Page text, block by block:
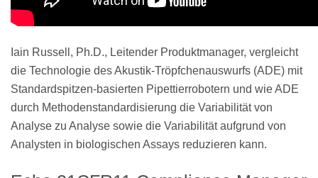
Iain Russell, Ph.D., Leitender Produktmanager, vergleicht
die Technologie des Akustik-Tröpfchenauswurfs (ADE) mit
Standardspitzen-basierten Pipettierrobotern und wie ADE
durch Methodenstandardisierung die Variabilität von
Analyse zu Analyse sowie die Variabilität aufgrund von
Analysten in biologischen Assays reduzieren kann.